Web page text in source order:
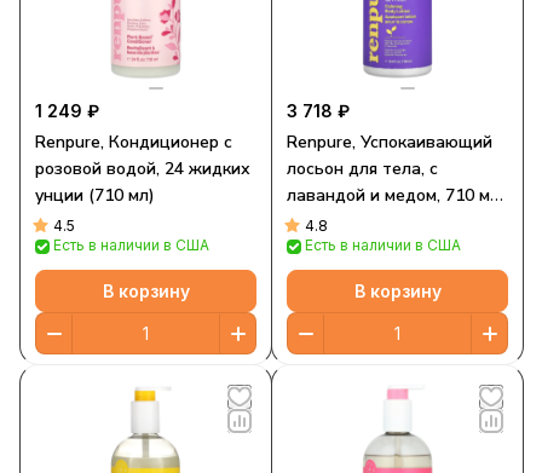
1 249 ₽
Renpure, Кондиционер с
розовой водой, 24 жидких
унции (710 мл)
4.5
Есть в наличии в США
В корзину
3 718 ₽
Renpure, Успокаивающий
лосьон для тела, с
лавандой и медом, 710 мл
(24 жидк. Унции)
4.8
Есть в наличии в США
В корзину